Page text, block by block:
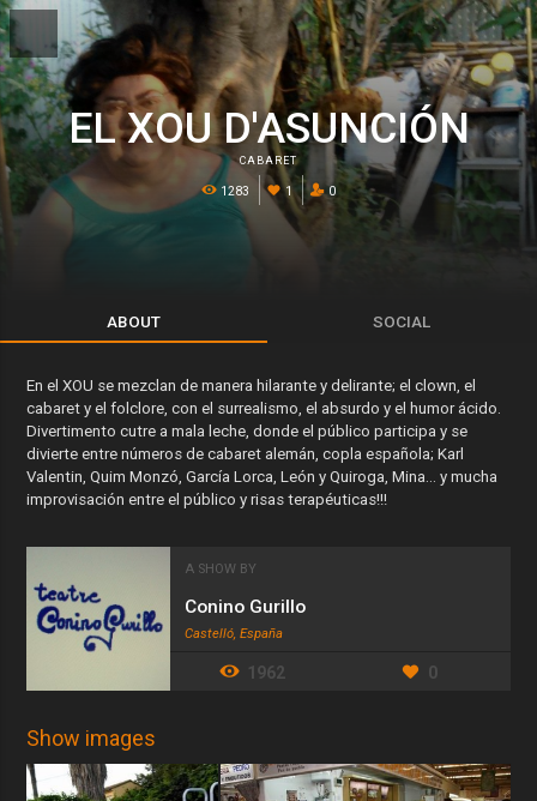
EL XOU D'ASUNCIÓN
CABARET
1283 1 0
ABOUT SOCIAL
En el XOU se mezclan de manera hilarante y delirante; el clown, el
cabaret y el folclore, con el surrealismo, el absurdo y el humor ácido.
Divertimento cutre a mala leche, donde el público participa y se
divierte entre números de cabaret alemán, copla española; Karl
Valentin, Quim Monzó, García Lorca, León y Quiroga, Mina… y mucha
improvisación entre el público y risas terapéuticas!!!
A SHOW BY
Conino Gurillo
Castelló, España
1962 0
Show images